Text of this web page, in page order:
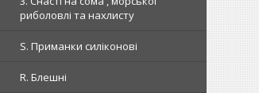
риболовлі та нахлисту
S. Приманки силіконові
R. Блешні